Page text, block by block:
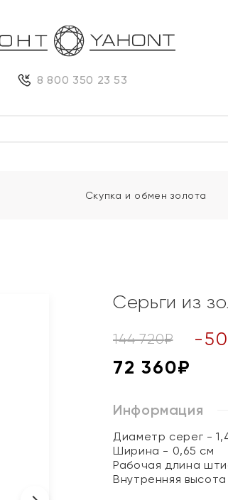
8 800 350 23 53
Скупка и обмен золота
Серьги из
144 720₽ -50
72 360₽
Информация
Диаметр серег -
Ширина - 0,65 см
Рабочая длина
Внутренняя высота